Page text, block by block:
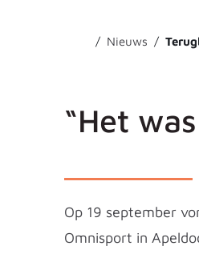
Nieuws
“Het
Op 19 september
Omnisport in